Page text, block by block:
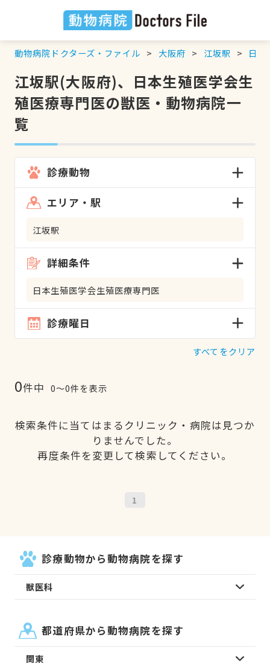
動物病院ドクターズ・ファイル 大阪府 江坂駅 日本
江坂駅(大阪府)、日本生殖医学会生
殖医療専門医の獣医・動物病院一
覧
診療動物
エリア・駅
江坂駅
詳細条件
日本生殖医学会生殖医療専門医
診療曜日
すべてをクリア
0件中 0〜0件を表示
検索条件に当てはまるクリニック・病院は見つか
りませんでした。
再度条件を変更して検索してください。
1
診療動物から動物病院を探す
獣医科
都道府県から動物病院を探す
関東